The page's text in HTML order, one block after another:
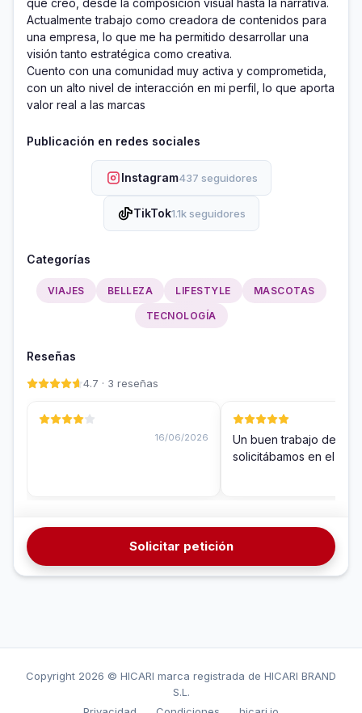
que creo, desde la composición visual hasta la narrativa.
Actualmente trabajo como creadora de contenidos para
una empresa, lo que me ha permitido desarrollar una
visión tanto estratégica como creativa.
Cuento con una comunidad muy activa y comprometida,
con un alto nivel de interacción en mi perfil, lo que aporta
valor real a las marcas
Publicación en redes sociales
Instagram437 seguidores
TikTok1.1k seguidores
Categorías
VIAJES BELLEZA LIFESTYLE MASCOTAS
TECNOLOGÍA
Reseñas
4.7 · 3 reseñas
16/06/2026
Un buen trabajo de
solicitábamos en el
Solicitar petición
Copyright 2026 © HICARI marca registrada de HICARI BRAND
S.L.